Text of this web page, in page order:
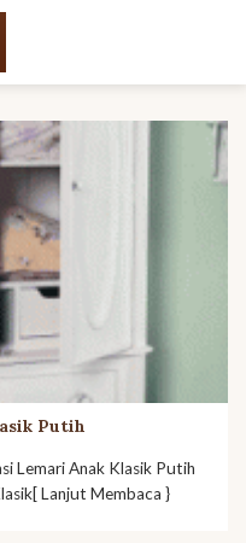
Putih
Lemari Anak Klasik Putih
Lanjut Membaca }